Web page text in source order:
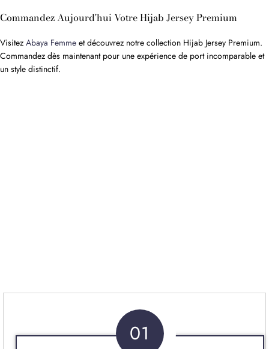
Commandez Aujourd'hui Votre Hijab Jersey Premium
Visitez Abaya Femme et découvrez notre collection Hijab Jersey Premium.
Commandez dès maintenant pour une expérience de port incomparable et
un style distinctif.
01